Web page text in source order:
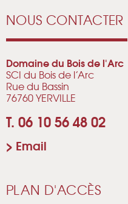
NOUS CONTACTER
Domaine du Bois de l'Arc
SCI du Bois de l’Arc
Rue du Bassin
76760 YERVILLE
T. 06 10 56 48 02
> Email
PLAN D'ACCÈS